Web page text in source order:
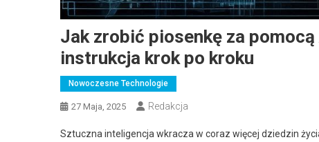
Jak zrobić piosenkę za
instrukcja krok po kroku
Nowoczesne Technologie
27 Maja, 2025 Redakcja
Sztuczna inteligencja wkracza w coraz więcej dziedzin